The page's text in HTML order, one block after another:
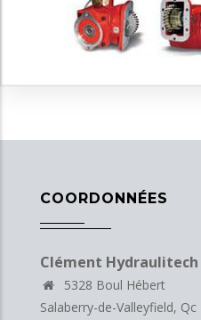
COORDONNÉES
Clément Hydraulitech
5328 Boul Hébert
Salaberry-de-Valleyfield, Qc